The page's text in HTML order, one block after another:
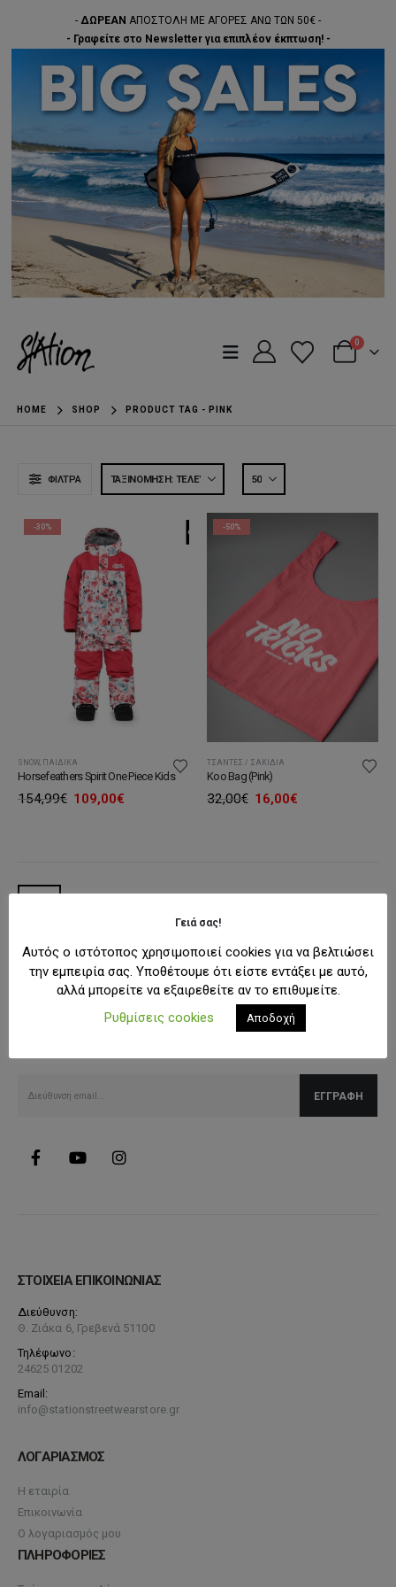
- ΔΩΡΕΑΝ ΑΠΟΣΤΟΛΗ ΜΕ ΑΓΟΡΕΣ ΑΝΩ ΤΩΝ 50€ -
- Γραφείτε στο Newsletter για επιπλέον έκπτωση! -
0
HOME SHOP PRODUCT TAG - PINK
ΦΊΛΤΡΑ
-30%
SNOW ΠΑΙΔΙΚΆ
Horsefeathers Spirit One Piece Kids
154,99€ Original
109,00€Η
-50%
ΤΣΆΝΤΕΣ / ΣΑΚΊΔΙΑ
Koo Bag (Pink)
32,00€ Original
16,00€Η
Λάβετε όλες τις τελευταίες πληροφορίες για εκπτώσεις και
ΣΤΟΙΧΕΙΑ ΕΠΙΚΟΙΝΩΝΙΑΣ
Διεύθυνση:
Θ. Ζιάκα 6, Γρεβενά 51100
Τηλέφωνο:
24625 01202
Email:
info@stationstreetwearstore.gr
ΛΟΓΑΡΙΑΣΜΟΣ
Η εταιρία
Επικοινωνία
Ο λογαριασμός μου
ΠΛΗΡΟΦΟΡΙΕΣ
Γειά σας!
Αυτός ο ιστότοπος χρησιμοποιεί cookies για να βελτιώσει
την εμπειρία σας. Υποθέτουμε ότι είστε εντάξει με αυτό,
αλλά μπορείτε να εξαιρεθείτε αν το επιθυμείτε.
Ρυθμίσεις cookies
Αποδοχή